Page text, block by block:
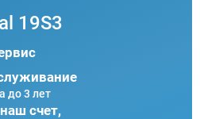
19S3
до 3 лет
счет,